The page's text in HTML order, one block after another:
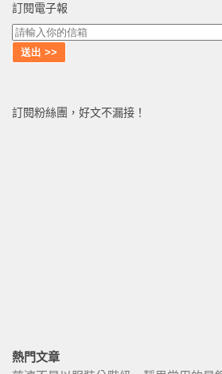
訂閱電子報
訂閱粉絲團，好文不漏接！
熱門文章